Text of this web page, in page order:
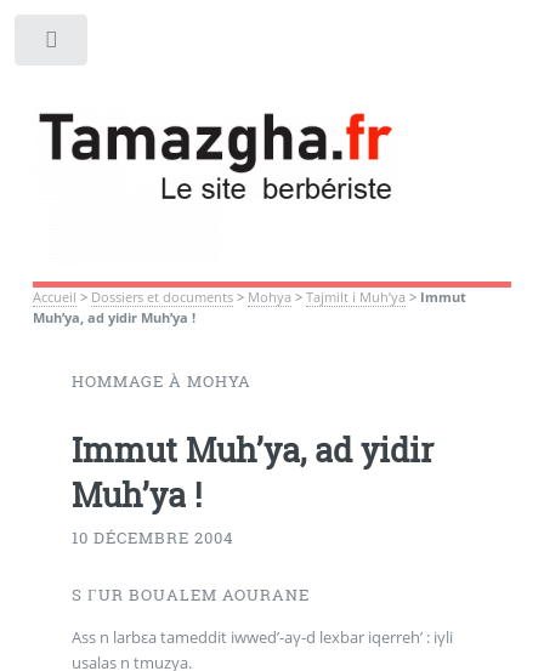
Accueil > Dossiers et documents> Mohya > Tajmilt i Muh’ya > Immut
Muh’ya, ad yidir Muh’ya !
HOMMAGE À MOHYA
Immut Muh’ya, ad yidir
Muh’ya !
10 DÉCEMBRE 2004
S ΓUR BOUALEM AOURANE
Ass n larbεa tameddit iwwed’-aγ-d lexbar iqerreh’ : iγli
usalas n tmuzγa.